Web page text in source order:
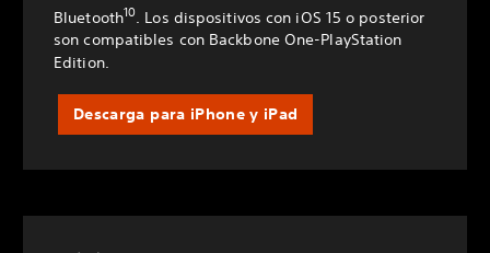
Bluetooth10 . Los dispositivos con iOS 15 o posterior
son compatibles con Backbone One-PlayStation
Edition.
Descarga para iPhone y iPad